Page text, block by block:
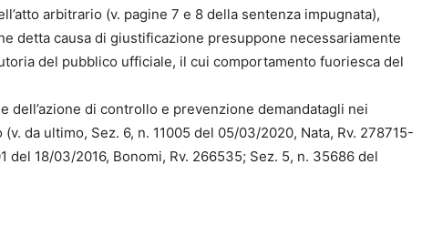
arbitrario (v. pagine 7 e 8 della sentenza impugnata),
detta causa di giustificazione presuppone necessariamente
del pubblico ufficiale, il cui comportamento fuoriesca del
dell’azione di controllo e prevenzione demandatagli nei
da ultimo, Sez. 6, n. 11005 del 05/03/2020, Nata, Rv. 278715-
del 18/03/2016, Bonomi, Rv. 266535; Sez. 5, n. 35686 del